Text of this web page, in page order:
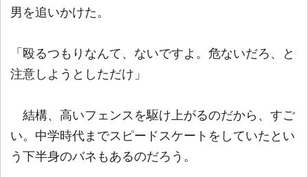
男を追いかけた。
「殴るつもりなんて、ないですよ。危ないだろ、と
注意しようとしただけ」
結構、高いフェンスを駆け上がるのだから、すご
い。中学時代までスピードスケートをしていたとい
う下半身のバネもあるのだろう。